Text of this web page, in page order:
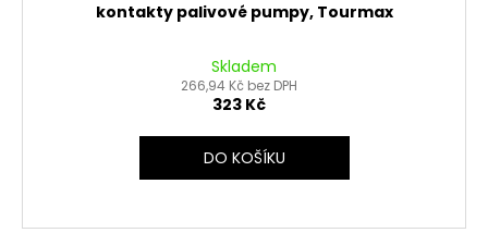
kontakty palivové pumpy, Tourmax
Skladem
266,94 Kč bez DPH
323 Kč
DO KOŠÍKU